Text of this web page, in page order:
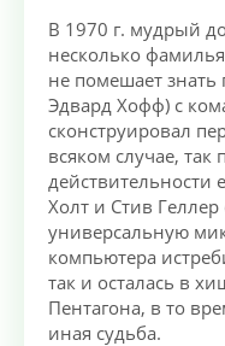
В 1970 г. мудрый
несколько
не помешает
Эдвард Хофф) с
сконструировал
всяком случае, так
Холт и Стив
универсальную
компьютера
так и осталась в
Пентагона, в то
иная судьба.